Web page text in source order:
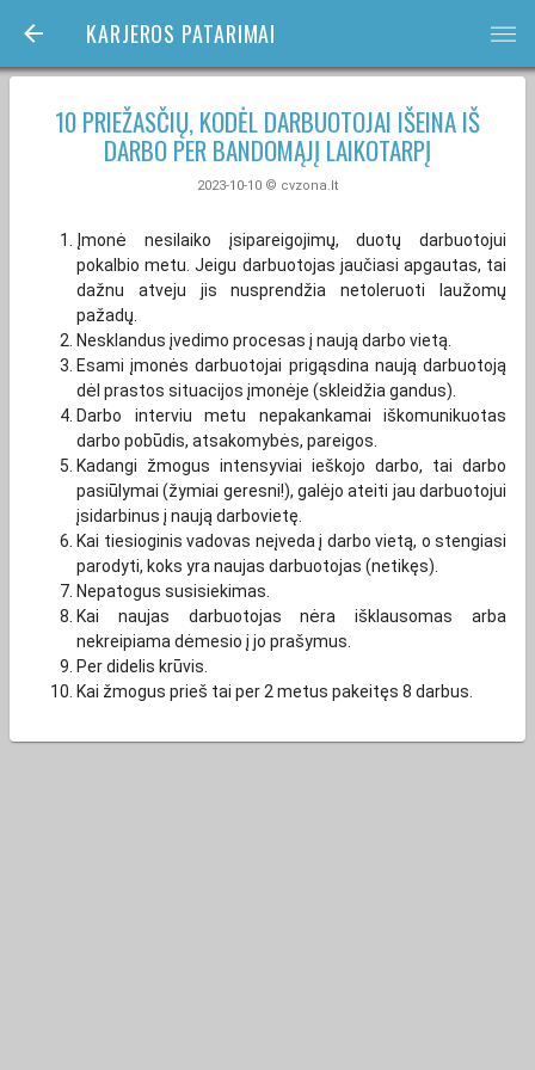
KARJEROS PATARIMAI bars
10 PRIEŽASČIŲ, KODĖL DARBUOTOJAI IŠEINA IŠ
DARBO PER BANDOMĄJĮ LAIKOTARPĮ
2023-10-10 © cvzona.lt
Įmonė nesilaiko įsipareigojimų, duotų darbuotojui
pokalbio metu. Jeigu darbuotojas jaučiasi apgautas, tai
dažnu atveju jis nusprendžia netoleruoti laužomų
pažadų.
Nesklandus įvedimo procesas į naują darbo vietą.
Esami įmonės darbuotojai prigąsdina naują darbuotoją
dėl prastos situacijos įmonėje (skleidžia gandus).
Darbo interviu metu nepakankamai iškomunikuotas
darbo pobūdis, atsakomybės, pareigos.
Kadangi žmogus intensyviai ieškojo darbo, tai darbo
pasiūlymai (žymiai geresni!), galėjo ateiti jau darbuotojui
įsidarbinus į naują darbovietę.
Kai tiesioginis vadovas neįveda į darbo vietą, o stengiasi
parodyti, koks yra naujas darbuotojas (netikęs).
Nepatogus susisiekimas.
Kai naujas darbuotojas nėra išklausomas arba
nekreipiama dėmesio į jo prašymus.
Per didelis krūvis.
Kai žmogus prieš tai per 2 metus pakeitęs 8 darbus.